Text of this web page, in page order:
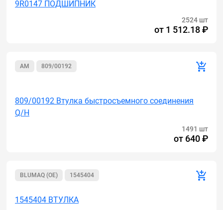
9R0147 ПОДШИПНИК
2524 шт
от 1 512.18 ₽
AM 809/00192
809/00192 Втулка быстросъемного соединения
Q/H
1491 шт
от 640 ₽
BLUMAQ (OE) 1545404
1545404 ВТУЛКА